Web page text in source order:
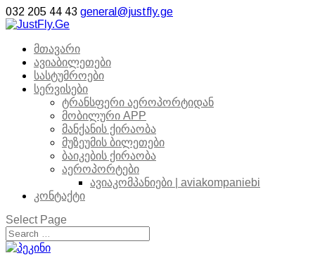
032 205 44 43 general@justfly.ge
მთავარი
ავიაბილეთები
სასტუმროები
სერვისები
ტრანსფერი აეროპორტიდან
მობილური APP
მანქანის ქირაობა
მუზეუმის ბილეთები
ბაიკების ქირაობა
აეროპორტები
ავიაკომპანიები | aviakompaniebi
კონტაქტი
Select Page